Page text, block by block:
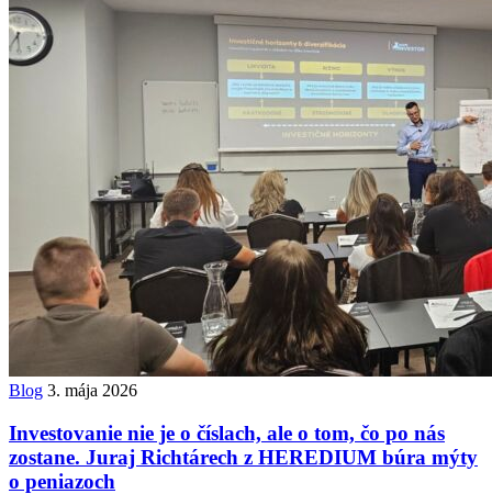
Blog 3. mája 2026
Investovanie nie je o číslach, ale o tom, čo po nás
zostane. Juraj Richtárech z HEREDIUM búra mýty
o peniazoch